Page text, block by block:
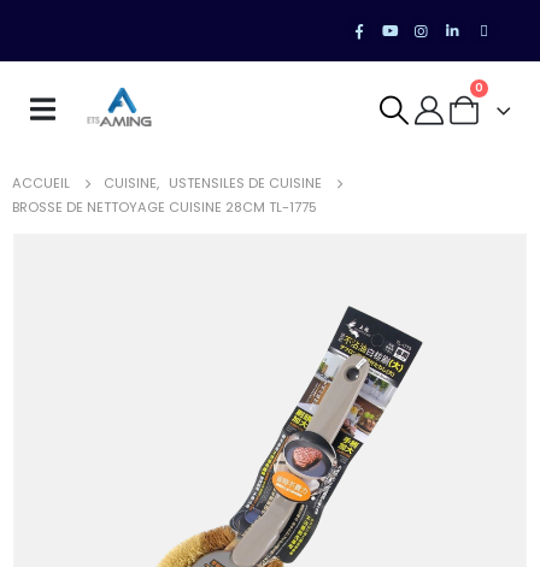
0
ACCUEIL CUISINE, USTENSILES DE CUISINE
BROSSE DE NETTOYAGE CUISINE 28CM TL-1775